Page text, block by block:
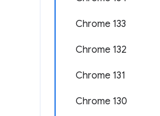
Chrome 133
Chrome 132
Chrome 131
Chrome 130